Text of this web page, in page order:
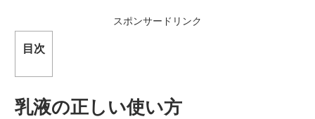
スポンサードリンク
目次
乳液の正しい使い方